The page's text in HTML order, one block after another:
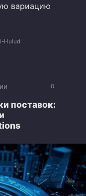
вариацию
Hulud
0
поставок: